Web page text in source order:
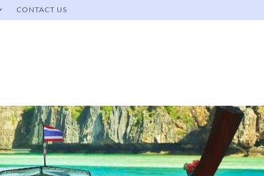
CONTACT US